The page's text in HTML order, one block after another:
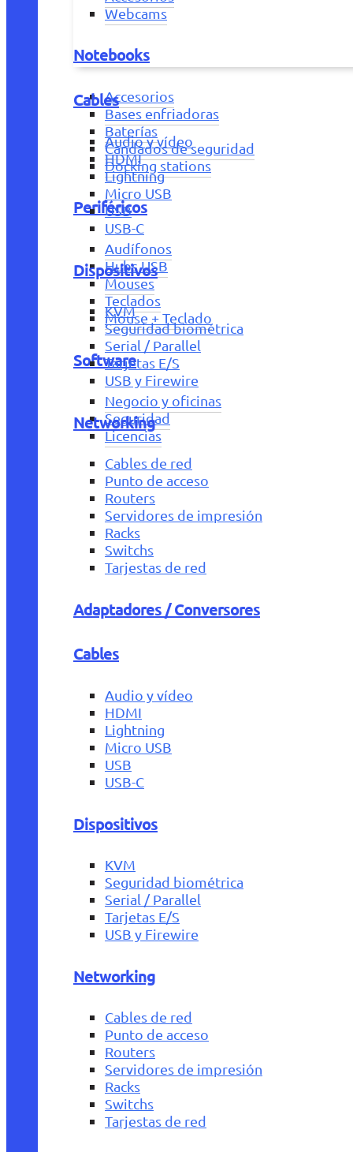
Webcams
Notebooks
Accesorios
Bases enfriadoras
Baterías
Candados de seguridad
Docking stations
Periféricos
Audífonos
Hubs USB
Mouses
Teclados
Mouse + Teclado
Software
Negocio y oficinas
Seguridad
Licencias
Cables
Audio y vídeo
HDMI
Lightning
Micro USB
USB
USB-C
Dispositivos
KVM
Seguridad biométrica
Serial / Parallel
Tarjetas E/S
USB y Firewire
Networking
Cables de red
Punto de acceso
Routers
Servidores de impresión
Racks
Switchs
Tarjestas de red
Adaptadores / Conversores
Cables
Audio y vídeo
HDMI
Lightning
Micro USB
USB
USB-C
Dispositivos
KVM
Seguridad biométrica
Serial / Parallel
Tarjetas E/S
USB y Firewire
Networking
Cables de red
Punto de acceso
Routers
Servidores de impresión
Racks
Switchs
Tarjestas de red